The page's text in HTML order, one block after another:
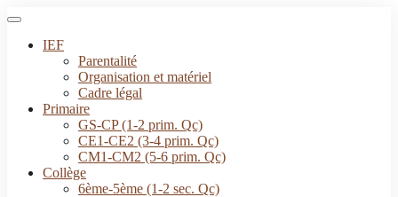
IEF
Parentalité
Organisation et matériel
Cadre légal
Primaire
GS-CP (1-2 prim. Qc)
CE1-CE2 (3-4 prim. Qc)
CM1-CM2 (5-6 prim. Qc)
Collège
6ème-5ème (1-2 sec. Qc)